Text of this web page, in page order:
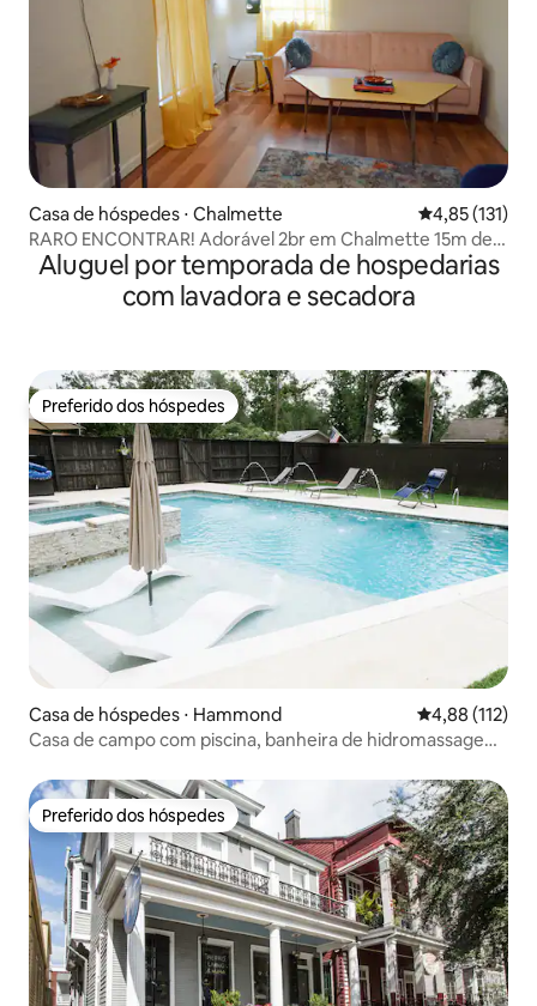
Casa de hóspedes ⋅ Chalmette 4,85 de uma
4,85 (131)
RARO ENCONTRAR! Adorável 2br em Chalmette 15m de
NOLA
Aluguel por temporada de hospedarias
com lavadora e secadora
Preferido dos hóspedes
Preferido dos hóspedes
Casa de hóspedes ⋅ Hammond 4,88 de uma
4,88 (112)
Casa de campo com piscina, banheira de hidromassagem,
Preferido dos hóspedes
Preferido dos hóspedes